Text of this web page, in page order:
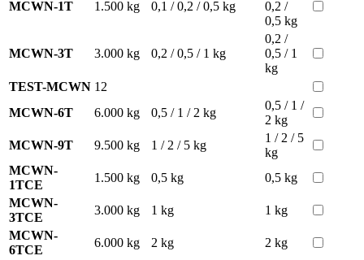
MCWN-1T 1.500 kg 0,1 / 0,2 / 0,5 kg
0,2 /
0,5 kg
MCWN-3T 3.000 kg 0,2 / 0,5 / 1 kg
0,2 /
0,5 / 1
kg
TEST-MCWN 12
MCWN-6T
6.000 kg 0,5 / 1 / 2 kg
0,5 / 1 /
2 kg
MCWN-9T
9.500 kg 1 / 2 / 5 kg
1 / 2 / 5
kg
MCWN-
1TCE
1.500 kg 0,5 kg
0,5 kg
MCWN-
3TCE
3.000 kg 1 kg
1 kg
MCWN-
6TCE
6.000 kg 2 kg
2 kg